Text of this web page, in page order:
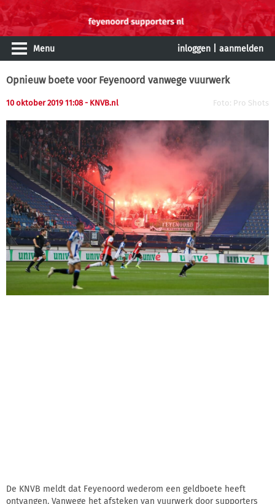
Menu inloggen aanmelden
Opnieuw boete voor Feyenoord vanwege vuurwerk
10 oktober 2019 11:08 - KNVB.nl Foto: Pro Shots
De KNVB meldt dat Feyenoord wederom een geldboete heeft
ontvangen. Vanwege het afsteken van vuurwerk door supporters